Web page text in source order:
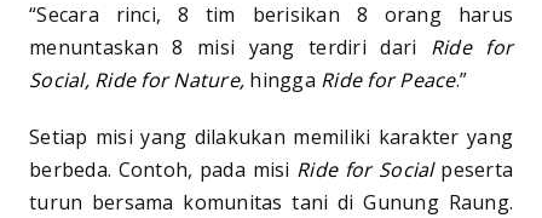
“Secara rinci, 8 tim berisikan 8 orang harus
menuntaskan 8 misi yang terdiri dari Ride for
Social, Ride for Nature, hingga Ride for Peace.”
Setiap misi yang dilakukan memiliki karakter yang
berbeda. Contoh, pada misi Ride for Socialpeserta
turun bersama komunitas tani di Gunung Raung.